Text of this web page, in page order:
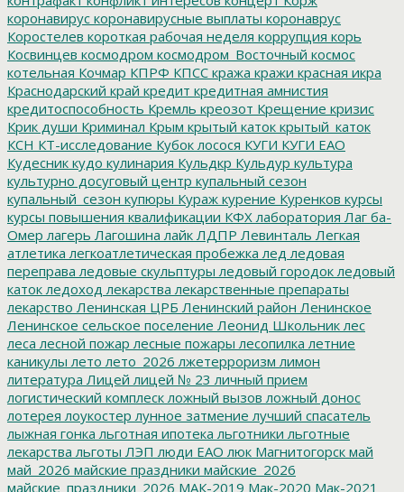
коронавирус коронавирусные выплаты коронаврус
Коростелев короткая рабочая неделя коррупция корь
Косвинцев космодром космодром_Восточный космос
котельная Кочмар КПРФ КПСС кража кражи красная икра
Краснодарский край кредит кредитная амнистия
кредитоспособность Кремль креозот Крещение кризис
Крик души Криминал Крым крытый каток крытый_каток
КСН КТ-исследование Кубок лосося КУГИ КУГИ ЕАО
Кудесник кудо кулинария Кульдкр Кульдур культура
культурно досуговый центр купальный сезон
купальный_сезон купюры Кураж курение Куренков курсы
курсы повышения квалификации КФХ лаборатория Лаг ба-
Омер лагерь Лагошина лайк ЛДПР Левинталь Легкая
атлетика легкоатлетическая пробежка лед ледовая
переправа ледовые скульптуры ледовый городок ледовый
каток ледоход лекарства лекарственные препараты
лекарство Ленинская ЦРБ Ленинский район Ленинское
Ленинское сельское поселение Леонид Школьник лес
леса лесной пожар лесные пожары лесопилка летние
каникулы лето лето_2026 лжетерроризм лимон
литература Лицей лицей № 23 личный прием
логистический комплеск ложный вызов ложный донос
лотерея лоукостер лунное затмение лучший спасатель
лыжная гонка льготная ипотека льготники льготные
лекарства льготы ЛЭП люди ЕАО люк Магнитогорск май
май_2026 майские праздники майские_2026
майские_праздники_2026 МАК-2019 Мак-2020 Мак-2021